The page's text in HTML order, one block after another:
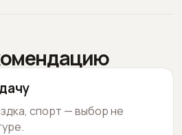
спорт — выбор не